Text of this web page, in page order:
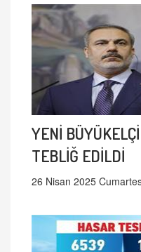
YENİ
TEBLİĞ EDİLDİ
26 Nisan 2025